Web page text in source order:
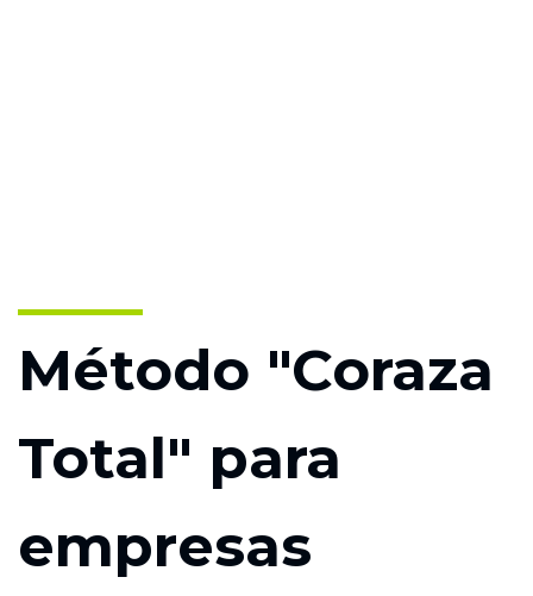
Método "Coraza
Total" para
empresas